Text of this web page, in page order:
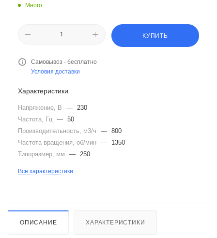
Много
КУПИТЬ
Самовывоз - бесплатно
Условия доставки
Характеристики
Напряжение, В — 230
Частота, Гц — 50
Производительность, м3/ч
— 800
Частота вращения, об/мин —
1350
Типоразмер, мм
— 250
Все характеристики
ОПИСАНИЕ ХАРАКТЕРИСТИКИ